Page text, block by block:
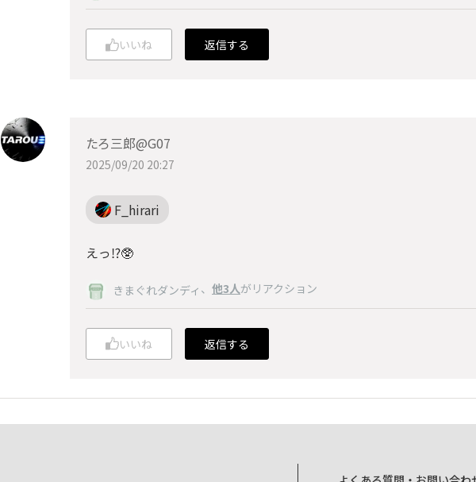
いいね 返信する
たろ三郎@G07
2025/09/20 20:27
F_hirari
えっ⁉️🥸
きまぐれダンディ 、 他3人がリアクション
いいね 返信する